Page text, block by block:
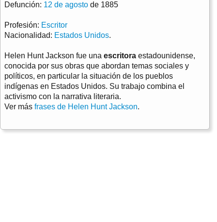
Defunción: 12 de agosto de 1885
Profesión: Escritor
Nacionalidad: Estados Unidos.
Helen Hunt Jackson fue una escritora estadounidense,
conocida por sus obras que abordan temas sociales y
políticos, en particular la situación de los pueblos
indígenas en Estados Unidos. Su trabajo combina el
activismo con la narrativa literaria.
Ver más frases de Helen Hunt Jackson.